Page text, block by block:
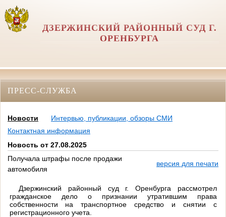
ДЗЕРЖИНСКИЙ РАЙОННЫЙ СУД Г.
ОРЕНБУРГА
ПРЕСС-СЛУЖБА
Новости
Интервью, публикации, обзоры СМИ
Контактная информация
Новость от 27.08.2025
Получала штрафы после продажи
автомобиля
версия для печати
Дзержинский районный суд г. Оренбурга рассмотрел
гражданское дело о признании утратившим права
собственности на транспортное средство и снятии с
регистрационного учета